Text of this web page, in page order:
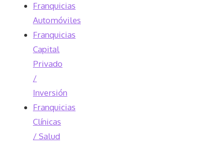
Franquicias
Automóviles
Franquicias
Capital
Privado
/
Inversión
Franquicias
Clínicas
/ Salud